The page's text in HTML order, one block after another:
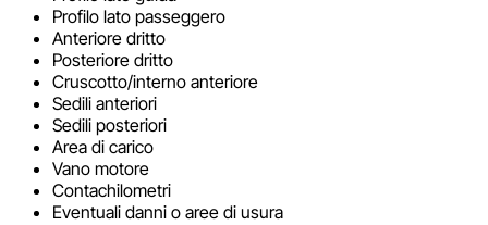
Profilo lato passeggero
Anteriore dritto
Posteriore dritto
Cruscotto/interno anteriore
Sedili anteriori
Sedili posteriori
Area di carico
Vano motore
Contachilometri
Eventuali danni o aree di usura